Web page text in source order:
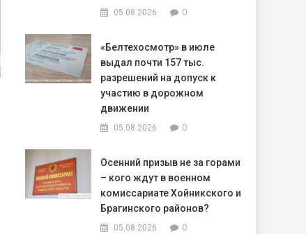
05.08.2026 0
«Белтехосмотр» в июле
выдал почти 157 тыс.
разрешений на допуск к
участию в дорожном
движении
05.08.2026 0
Осенний призыв не за горами
– кого ждут в военном
комиссариате Хойникского и
Брагинского районов?
05.08.2026 0